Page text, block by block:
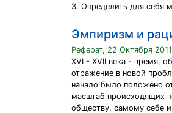
3. Определить для себя
Эмпиризм и
Реферат, 22 Октября 2011
XVI - XVII века - время,
отражение в новой
начало было положено
масштаб происходящих
обществу, самому себе и